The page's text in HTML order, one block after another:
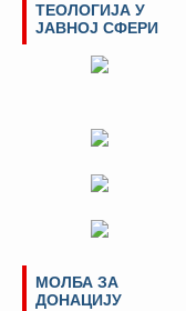
ТЕОЛОГИЈА У
ЈАВНОЈ СФЕРИ
МОЛБА ЗА
ДОНАЦИЈУ